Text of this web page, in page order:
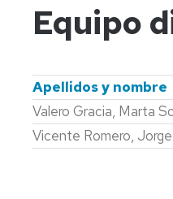
DE
DEL
Equipo
Apellidos y nombre
Valero Gracia, Marta
Vicente Romero, Jorge